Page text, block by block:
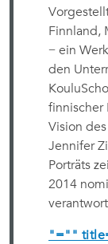
Finnland,
− ein
den
finnischer
Vision
Jennifer
Porträts
2014
"=""